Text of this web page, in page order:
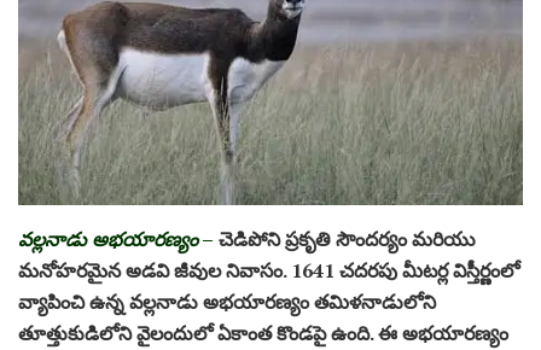
వల్లనాడు అభయారణ్యం– చెడిపోని ప్రకృతి సౌందర్యం మరియు
మనోహరమైన అడవి జీవుల నివాసం. 1641 చదరపు మీటర్ల విస్తీర్ణంలో
వ్యాపించి ఉన్న వల్లనాడు అభయారణ్యం తమిళనాడులోని
తూత్తుకుడిలోని వైలందులో ఏకాంత కొండపై ఉంది. ఈ అభయారణ్యం